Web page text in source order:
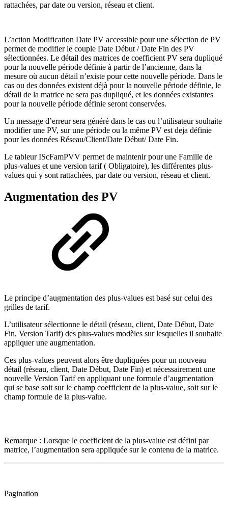
rattachées, par date ou version, réseau et client.
L’action Modification Date PV accessible pour une sélection de PV
permet de modifier le couple Date Début / Date Fin des PV
sélectionnées. Le détail des matrices de coefficient PV sera dupliqué
pour la nouvelle période définie à partir de l’ancienne, dans la
mesure où aucun détail n’existe pour cette nouvelle période. Dans le
cas ou des données existent déjà pour la nouvelle période définie, le
détail de la matrice ne sera pas dupliqué, et les données existantes
pour la nouvelle période définie seront conservées.
Un message d’erreur sera généré dans le cas ou l’utilisateur souhaite
modifier une PV, sur une période ou la même PV est deja définie
pour les données Réseau/Client/Date Début/ Date Fin.
Le tableur IScFamPVV permet de maintenir pour une Famille de
plus-values et une version tarif ( Obligatoire), les différentes plus-
values qui y sont rattachées, par date ou version, réseau et client.
Augmentation des PV
Le principe d’augmentation des plus-values est basé sur celui des
grilles de tarif.
L’utilisateur sélectionne le détail (réseau, client, Date Début, Date
Fin, Version Tarif) des plus-values modèles sur lesquelles il souhaite
appliquer une augmentation.
Ces plus-values peuvent alors être dupliquées pour un nouveau
détail (réseau, client, Date Début, Date Fin) et nécessairement une
nouvelle Version Tarif en appliquant une formule d’augmentation
qui se base soit sur le champ coefficient de la plus-value, soit sur le
champ formule de la plus-value.
Remarque : Lorsque le coefficient de la plus-value est défini par
matrice, l’augmentation sera appliquée sur le contenu de la matrice.
Pagination